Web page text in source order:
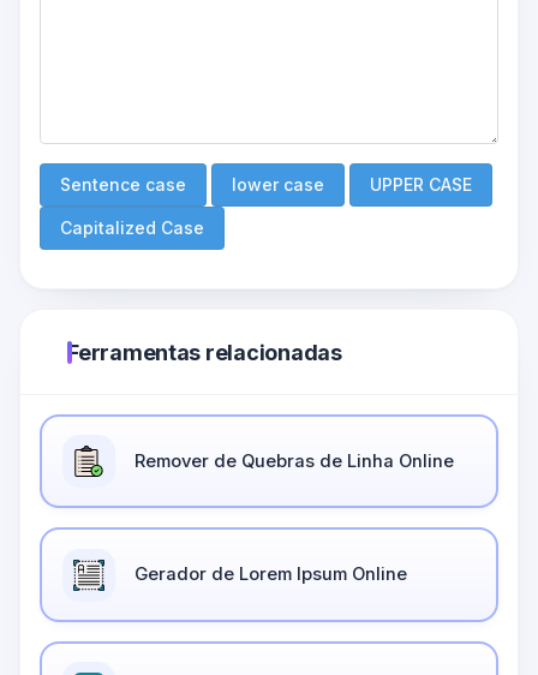
Sentence case lower case UPPER CASE
Capitalized Case
Ferramentas relacionadas
Remover de Quebras de Linha Online
Gerador de Lorem Ipsum Online